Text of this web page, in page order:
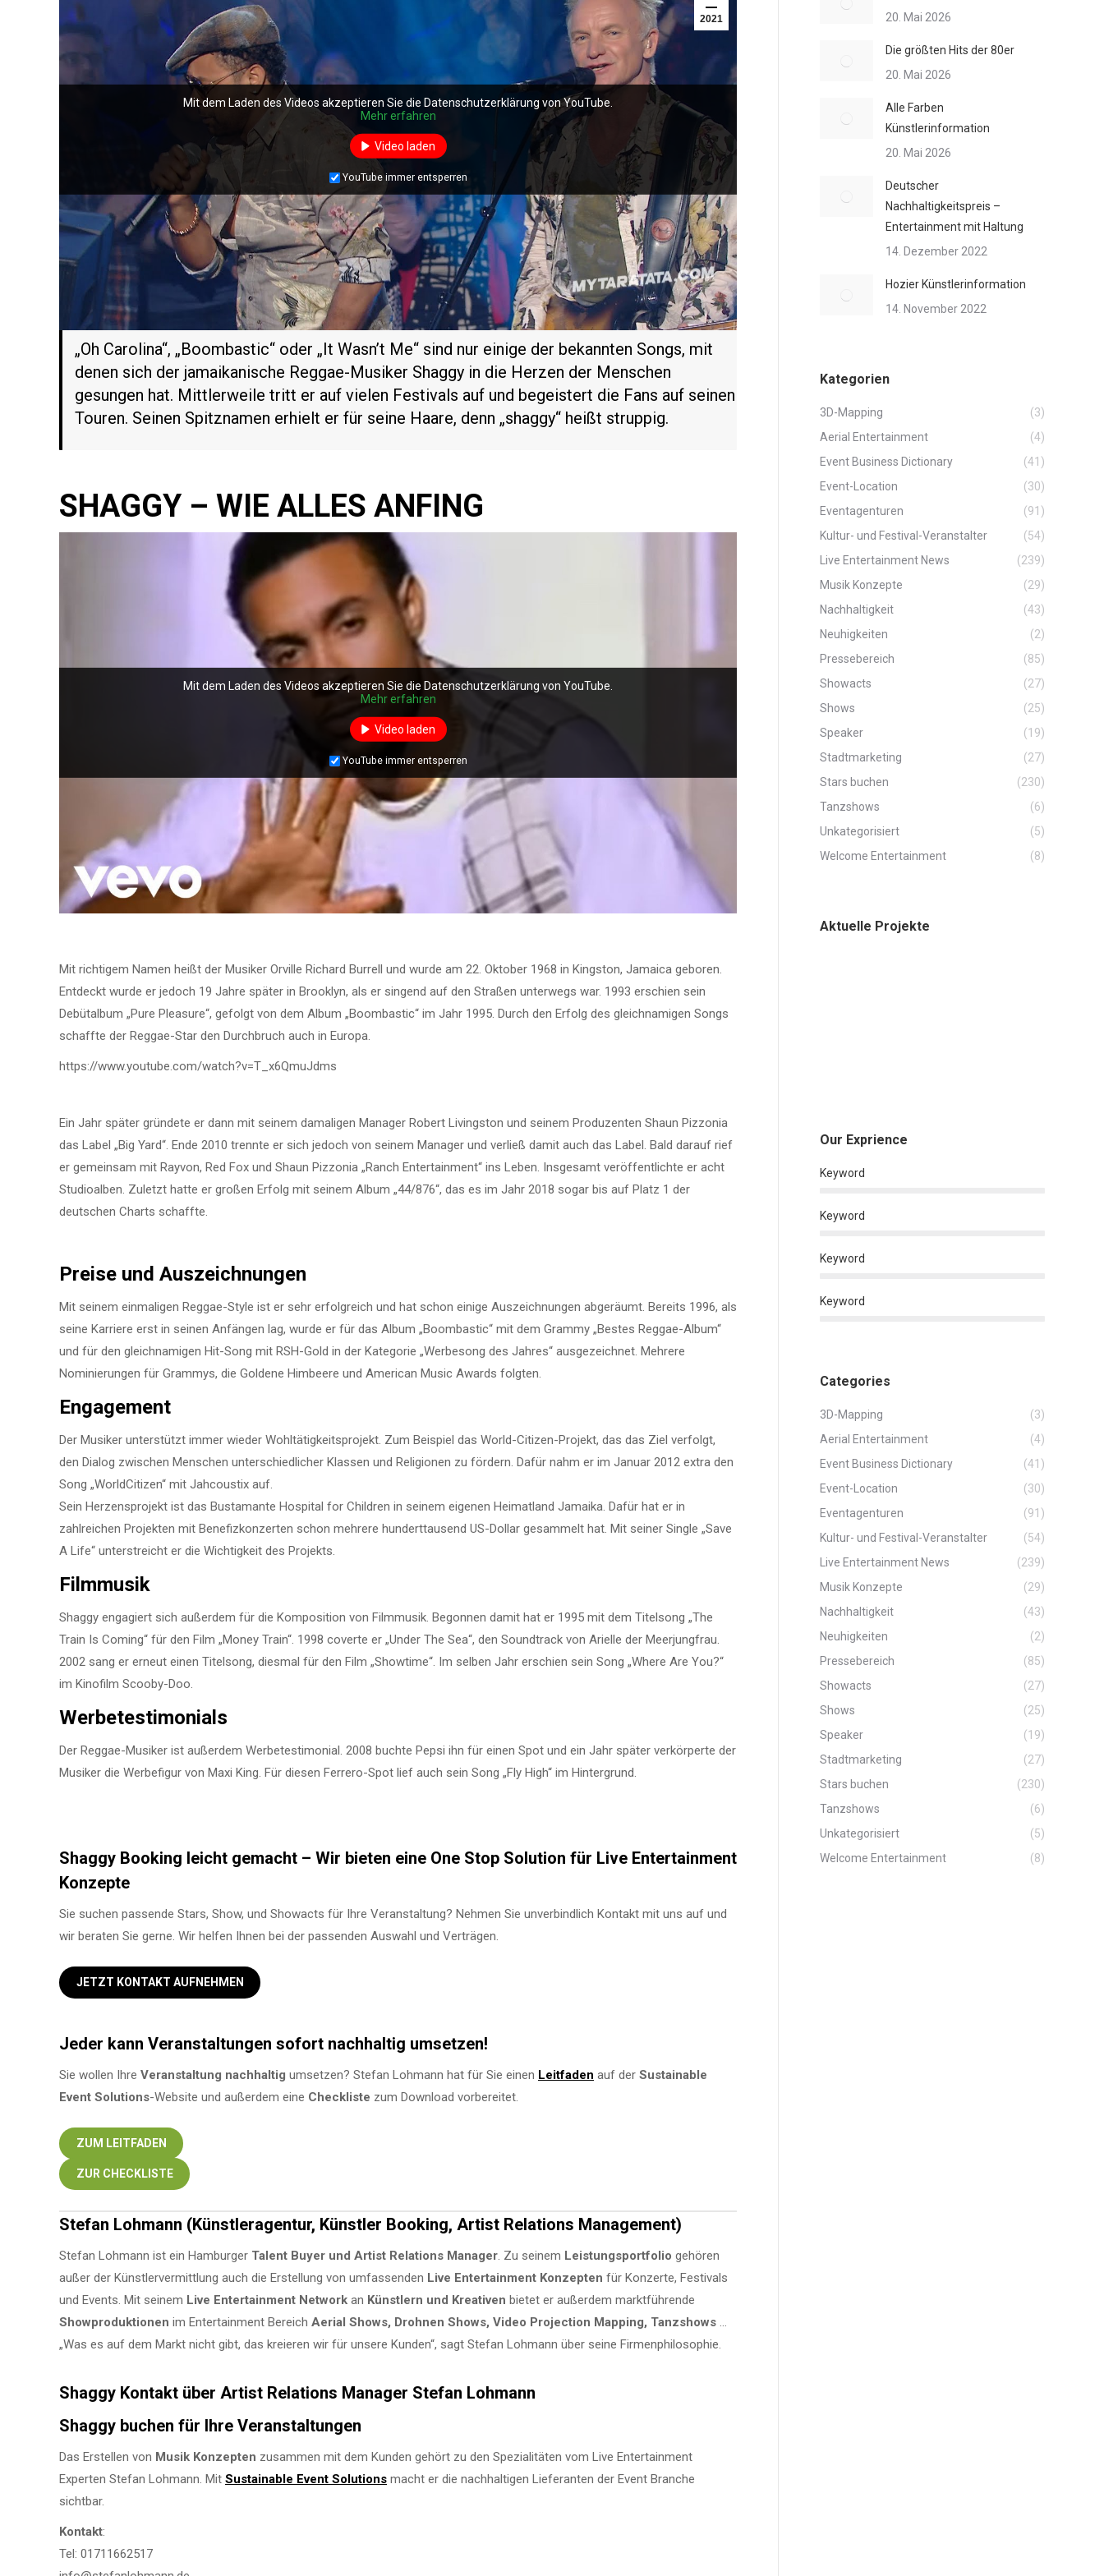
2021
„Oh Carolina“, „Boombastic“ oder „It Wasn’t Me“ sind nur einige der bekannten Songs, mit
denen sich der jamaikanische Reggae-Musiker Shaggy in die Herzen der Menschen
gesungen hat. Mittlerweile tritt er auf vielen Festivals auf und begeistert die Fans auf seinen
Touren. Seinen Spitznamen erhielt er für seine Haare, denn „shaggy“ heißt struppig.
SHAGGY – WIE ALLES ANFING
Mit dem Laden des Videos akzeptieren Sie die Datenschutzerklärung von YouTube.
Mehr erfahren
Video laden
YouTube immer entsperren
Mit richtigem Namen heißt der Musiker Orville Richard Burrell und wurde am 22. Oktober 1968 in Kingston, Jamaica geboren.
Entdeckt wurde er jedoch 19 Jahre später in Brooklyn, als er singend auf den Straßen unterwegs war. 1993 erschien sein
Debütalbum „Pure Pleasure“, gefolgt von dem Album „Boombastic“ im Jahr 1995. Durch den Erfolg des gleichnamigen Songs
schaffte der Reggae-Star den Durchbruch auch in Europa.
https://www.youtube.com/watch?v=T_x6QmuJdms
Ein Jahr später gründete er dann mit seinem damaligen Manager Robert Livingston und seinem Produzenten Shaun Pizzonia
das Label „Big Yard“. Ende 2010 trennte er sich jedoch von seinem Manager und verließ damit auch das Label. Bald darauf rief
er gemeinsam mit Rayvon, Red Fox und Shaun Pizzonia „Ranch Entertainment“ ins Leben. Insgesamt veröffentlichte er acht
Studioalben. Zuletzt hatte er großen Erfolg mit seinem Album „44/876“, das es im Jahr 2018 sogar bis auf Platz 1 der
deutschen Charts schaffte.
Mit dem Laden des Videos akzeptieren Sie die Datenschutzerklärung von YouTube.
Mehr erfahren
Video laden
YouTube immer entsperren
Preise und Auszeichnungen
Mit seinem einmaligen Reggae-Style ist er sehr erfolgreich und hat schon einige Auszeichnungen abgeräumt. Bereits 1996, als
seine Karriere erst in seinen Anfängen lag, wurde er für das Album „Boombastic“ mit dem Grammy „Bestes Reggae-Album“
und für den gleichnamigen Hit-Song mit RSH-Gold in der Kategorie „Werbesong des Jahres“ ausgezeichnet. Mehrere
Nominierungen für Grammys, die Goldene Himbeere und American Music Awards folgten.
Engagement
Der Musiker unterstützt immer wieder Wohltätigkeitsprojekt. Zum Beispiel das World-Citizen-Projekt, das das Ziel verfolgt,
den Dialog zwischen Menschen unterschiedlicher Klassen und Religionen zu fördern. Dafür nahm er im Januar 2012 extra den
Song „WorldCitizen“ mit Jahcoustix auf.
Sein Herzensprojekt ist das Bustamante Hospital for Children in seinem eigenen Heimatland Jamaika. Dafür hat er in
zahlreichen Projekten mit Benefizkonzerten schon mehrere hunderttausend US-Dollar gesammelt hat. Mit seiner Single „Save
A Life“ unterstreicht er die Wichtigkeit des Projekts.
Filmmusik
Shaggy engagiert sich außerdem für die Komposition von Filmmusik. Begonnen damit hat er 1995 mit dem Titelsong „The
Train Is Coming“ für den Film „Money Train“. 1998 coverte er „Under The Sea“, den Soundtrack von Arielle der Meerjungfrau.
2002 sang er erneut einen Titelsong, diesmal für den Film „Showtime“. Im selben Jahr erschien sein Song „Where Are You?“
im Kinofilm Scooby-Doo.
Werbetestimonials
Der Reggae-Musiker ist außerdem Werbetestimonial. 2008 buchte Pepsi ihn für einen Spot und ein Jahr später verkörperte der
Musiker die Werbefigur von Maxi King. Für diesen Ferrero-Spot lief auch sein Song „Fly High“ im Hintergrund.
Shaggy Booking leicht gemacht – Wir bieten eine One Stop Solution für Live Entertainment
Konzepte
Sie suchen passende Stars, Show, und Showacts für Ihre Veranstaltung? Nehmen Sie unverbindlich Kontakt mit uns auf und
wir beraten Sie gerne. Wir helfen Ihnen bei der passenden Auswahl und Verträgen.
JETZT KONTAKT AUFNEHMEN
Jeder kann Veranstaltungen sofort nachhaltig umsetzen!
Sie wollen Ihre Veranstaltung nachhaltig umsetzen? Stefan Lohmann hat für Sie einen Leitfaden auf der Sustainable
Event Solutions-Website und außerdem eine Checkliste zum Download vorbereitet.
ZUM LEITFADEN
ZUR CHECKLISTE
Stefan Lohmann (Künstleragentur, Künstler Booking, Artist Relations Management)
Stefan Lohmann ist ein Hamburger Talent Buyer und Artist Relations Manager. Zu seinem Leistungsportfolio gehören
außer der Künstlervermittlung auch die Erstellung von umfassenden Live Entertainment Konzepten für Konzerte, Festivals
und Events. Mit seinem Live Entertainment Network an Künstlern und Kreativen bietet er außerdem marktführende
Showproduktionen im Entertainment Bereich Aerial Shows, Drohnen Shows, Video Projection Mapping, Tanzshows …
„Was es auf dem Markt nicht gibt, das kreieren wir für unsere Kunden“, sagt Stefan Lohmann über seine Firmenphilosophie.
Shaggy Kontakt über Artist Relations Manager Stefan Lohmann
Shaggy buchen für Ihre Veranstaltungen
Das Erstellen von Musik Konzepten zusammen mit dem Kunden gehört zu den Spezialitäten vom Live Entertainment
Experten Stefan Lohmann. Mit Sustainable Event Solutions macht er die nachhaltigen Lieferanten der Event Branche
sichtbar.
Kontakt:
Tel: 01711662517
20. Mai 2026
Die größten Hits der 80er
20. Mai 2026
Alle Farben
Künstlerinformation
20. Mai 2026
Deutscher
Nachhaltigkeitspreis –
Entertainment mit Haltung
14. Dezember 2022
Hozier Künstlerinformation
14. November 2022
Kategorien
3D-Mapping
(3)
Aerial Entertainment
(4)
Event Business Dictionary
(41)
Event-Location
(30)
Eventagenturen
(91)
Kultur- und Festival-Veranstalter
(54)
Live Entertainment News
(239)
Musik Konzepte
(29)
Nachhaltigkeit
(43)
Neuhigkeiten
(2)
Pressebereich
(85)
Showacts
(27)
Shows
(25)
Speaker
(19)
Stadtmarketing
(27)
Stars buchen
(230)
Tanzshows
(6)
Unkategorisiert
(5)
Welcome Entertainment
(8)
Aktuelle Projekte
Our Exprience
Keyword
Keyword
Keyword
Keyword
Categories
3D-Mapping
(3)
Aerial Entertainment
(4)
Event Business Dictionary
(41)
Event-Location
(30)
Eventagenturen
(91)
Kultur- und Festival-Veranstalter
(54)
Live Entertainment News
(239)
Musik Konzepte
(29)
Nachhaltigkeit
(43)
Neuhigkeiten
(2)
Pressebereich
(85)
Showacts
(27)
Shows
(25)
Speaker
(19)
Stadtmarketing
(27)
Stars buchen
(230)
Tanzshows
(6)
Unkategorisiert
(5)
Welcome Entertainment
(8)